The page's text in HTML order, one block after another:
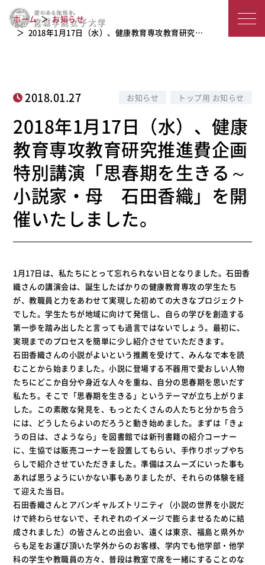
城
子
大
学
教育研究推進費企画特別講演「思春期
を生きる～小説家・母 石田香織」を
開催いたしました。
ホーム
お知らせ
2018年1月17日（水）、健康教育専攻教育研究…
2018.01.27 お知らせ トップ用 お知らせ
2018年1月17日（水）、健康
教育専攻教育研究推進費企画
特別講演「思春期を生きる～
小説家・母 石田香織」を開
催いたしました。
1月17日は、私たちにとって忘れられない日となりました。石田香
織さんの講演会は、誕生したばかりの健康教育専攻の学生たち
が、教職員と力をあわせて実現した初めての大きなプロジェクト
でした。学生たちが地域に向けて発信し、自らの学びを創造する
第一歩を踏み出したと言っても過言ではないでしょう。最初に、
実現までのプロセスを簡単に少し紹介させていただきます。
石田香織さんの小説がよいという推薦を受けて、みんなで本を読
むことから始まりました。小説に登場する不器用で愛おしい人物
たちにどこか自分や身近な人々を重ね、自分の思春期を思いだす
私たち。そこで「思春期を生きる」というテーマが立ち上がりま
した。この素敵な発見を、もっとたくさんの人たちと分かち合う
には、どうしたらよいのだろうと動き始めました。まずは「きょ
うの日は、さようなら」を図書館では新刊書籍の紹介コーナー
に、生協では販売コーナーを設置してもらい、手作りポップやち
らしで紹介させていただきました。準備はスムーズにいった事も
あれば思うようにいかない事もありましたが、それらの体験を経
て迎えた当日。
石田香織さんとアバンギャルズトリニティ（小説の世界を小説だ
けで終わらせないで、それぞれのイメージで膨らませるために結
成されました）の皆さんとの出会い、遠くは東京、福島と県外か
らも足をお運び頂いた学外からのお客様、学内でも他学部・他学
科の学生や教職員の方々、普段は教室で席を一緒にすることのな